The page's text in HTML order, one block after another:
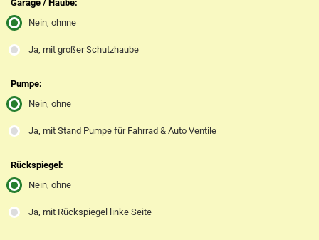
Garage / Haube:
Nein, ohnne
Ja, mit großer Schutzhaube
Pumpe:
Nein, ohne
Ja, mit Stand Pumpe für Fahrrad & Auto Ventile
Rückspiegel:
Nein, ohne
Ja, mit Rückspiegel linke Seite